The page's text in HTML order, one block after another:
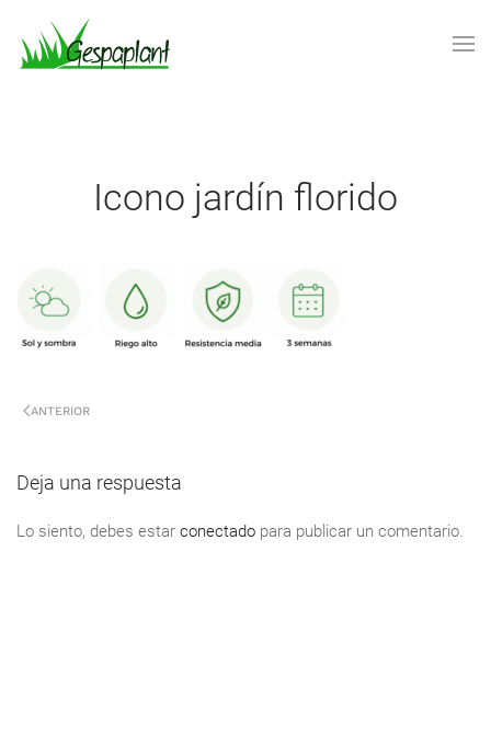
Skip to main content
Icono jardín florido
ANTERIOR
Deja una respuesta
Lo siento, debes estar conectado para publicar un comentario.